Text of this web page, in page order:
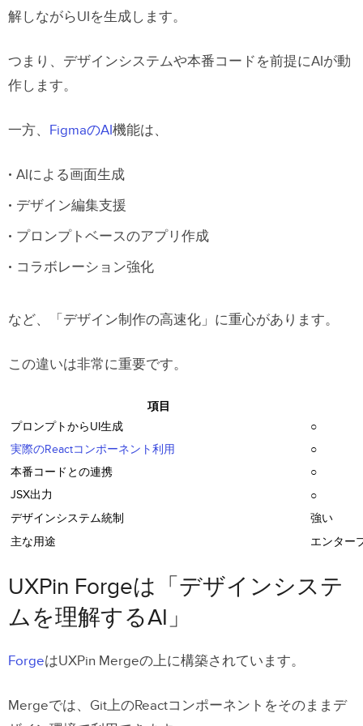
る
どんな企業にUXPin Forgeが向いてい
のが変わる
解しながらUIを生成します。
つまり、デザインシステムや本番コードを前提にAIが動
作します。
一方、 FigmaのAI機能は、
AIによる画面生成
デザイン編集支援
プロンプトベースのアプリ作成
コラボレーション強化
など、「デザイン制作の高速化」に重心があります。
この違いは非常に重要です。
項目
プロンプトからUI生成
○
実際のReactコンポーネント利用
○
本番コードとの連携
○
JSX出力
○
デザインシステム統制
強い
主な用途
エンター
UXPin Forgeは「デザインシステ
ムを理解するAI」
ForgeはUXPin Mergeの上に構築されています。
Mergeでは、Git上のReactコンポーネントをそのままデ